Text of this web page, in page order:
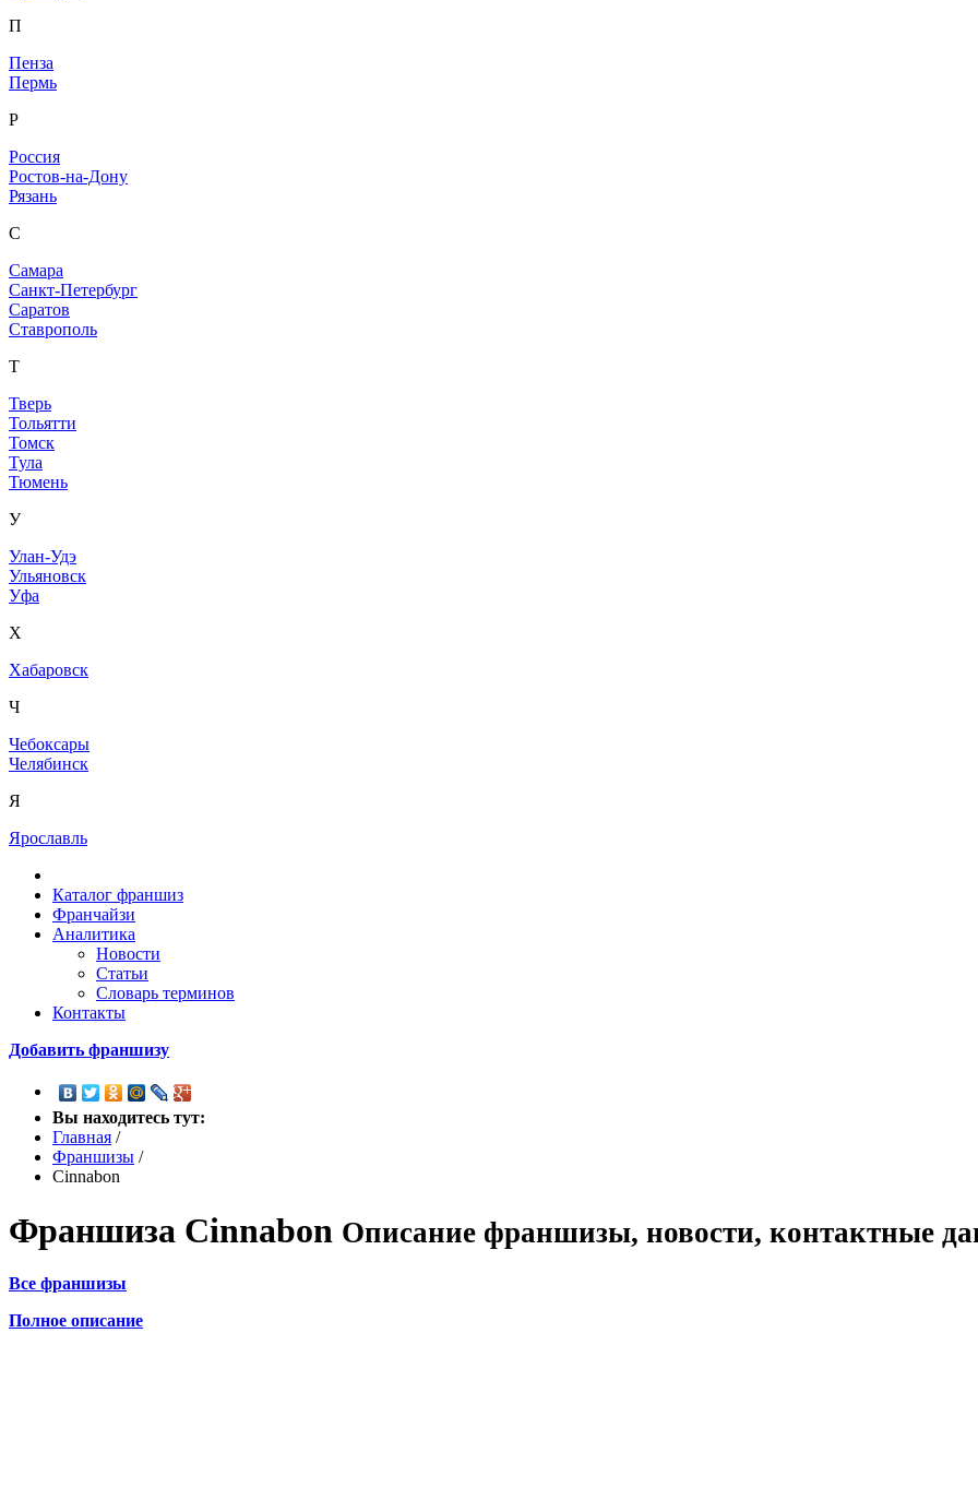
П
Пенза
Пермь
Р
Россия
Ростов-на-Дону
Рязань
С
Самара
Санкт-Петербург
Саратов
Ставрополь
Т
Тверь
Тольятти
Томск
Тула
Тюмень
У
Улан-Удэ
Ульяновск
Уфа
Х
Хабаровск
Ч
Чебоксары
Челябинск
Я
Ярославль
Каталог франшиз
Франчайзи
Аналитика
Новости
Статьи
Словарь терминов
Контакты
Добавить франшизу
Вы находитесь тут:
Главная /
Франшизы /
Cinnabon
Франшиза Cinnabon Описание франшизы, новости, контактные
Все франшизы
Полное описание